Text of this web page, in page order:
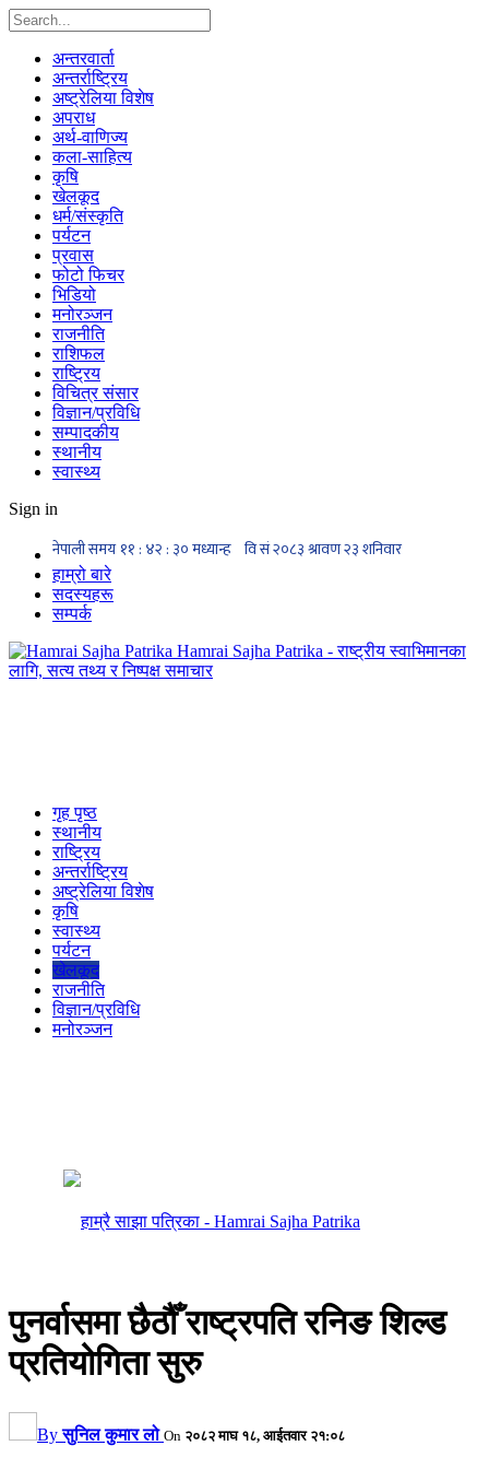
अन्तरवार्ता
अन्तर्राष्ट्रिय
अष्ट्रेलिया विशेष
अपराध
अर्थ-वाणिज्य
कला-साहित्य
कृषि
खेलकूद
धर्म/संस्कृति
पर्यटन
प्रवास
फोटो फिचर
भिडियो
मनोरञ्जन
राजनीति
राशिफल
राष्ट्रिय
विचित्र संसार
विज्ञान/प्रविधि
सम्पादकीय
स्थानीय
स्वास्थ्य
Sign in
हाम्रो बारे
सदस्यहरू
सम्पर्क
Hamrai Sajha Patrika - राष्ट्रीय स्वाभिमानका
लागि, सत्य तथ्य र निष्पक्ष समाचार
गृह पृष्ठ
स्थानीय
राष्ट्रिय
अन्तर्राष्ट्रिय
अष्ट्रेलिया विशेष
कृषि
स्वास्थ्य
पर्यटन
खेलकूद
राजनीति
विज्ञान/प्रविधि
मनोरञ्जन
पुनर्वासमा छैठौँ राष्ट्रपति रनिङ शिल्ड
प्रतियोगिता सुरु
Byसुनिल कुमार लो On २०८२ माघ १८, आईतवार २१:०८